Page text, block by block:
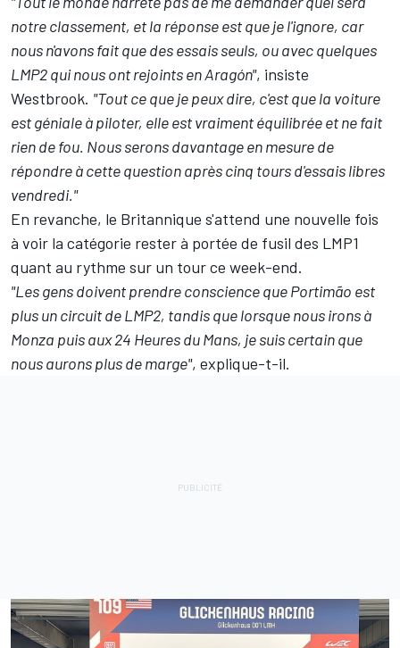
notre classement, et la réponse est que je l'ignore, car
nous n'avons fait que des essais seuls, ou avec quelques
LMP2 qui nous ont rejoints en Aragón", insiste
Westbrook. "Tout ce que je peux dire, c'est que la voiture
est géniale à piloter, elle est vraiment équilibrée et ne fait
rien de fou. Nous serons davantage en mesure de
répondre à cette question après cinq tours d'essais libres
vendredi."
En revanche, le Britannique s'attend une nouvelle fois
à voir la catégorie rester à portée de fusil des LMP1
quant au rythme sur un tour ce week-end.
"Les gens doivent prendre conscience que Portimão est
plus un circuit de LMP2, tandis que lorsque nous irons à
Monza puis aux 24 Heures du Mans, je suis certain que
nous aurons plus de marge", explique-t-il.